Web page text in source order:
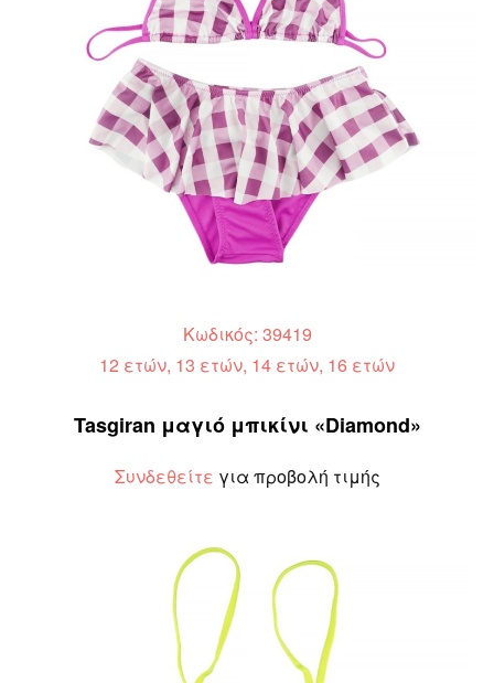
Κωδικός: 39419
12 ετών, 13 ετών, 14 ετών, 16 ετών
Tasgiran μαγιό μπικίνι «Diamond»
Συνδεθείτε για προβολή τιμής